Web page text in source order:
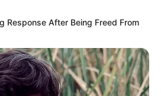
Response After Being Freed From